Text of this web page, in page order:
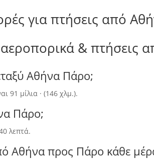
για πτήσεις από
αεροπορικά &
Αθήνα Πάρο;
91 μίλια · (146 χλμ.).
Πάρο;
λεπτά.
Αθήνα προς Πάρο κάθε